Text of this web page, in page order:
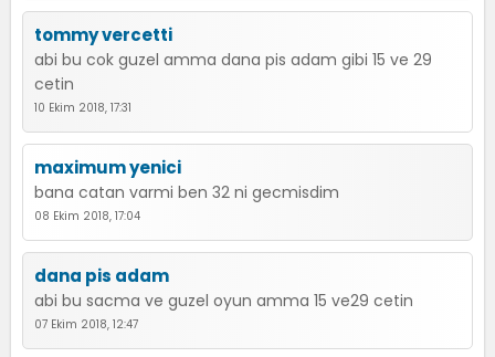
tommy vercetti
abi bu cok guzel amma dana pis adam gibi 15 ve 29
cetin
10 Ekim 2018, 17:31
maximum yenici
bana catan varmi ben 32 ni gecmisdim
08 Ekim 2018, 17:04
dana pis adam
abi bu sacma ve guzel oyun amma 15 ve29 cetin
07 Ekim 2018, 12:47